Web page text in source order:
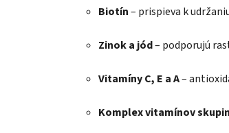
Biotín– prispieva k
Zinok a jód– podporujú
Vitamíny C, E a A–
Komplex vitamínov